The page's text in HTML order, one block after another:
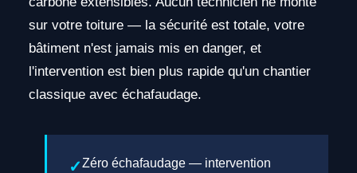
sur votre toiture — la sécurité est totale, votre
bâtiment n'est jamais mis en danger, et
l'intervention est bien plus rapide qu'un chantier
classique avec échafaudage.
Zéro échafaudage — intervention